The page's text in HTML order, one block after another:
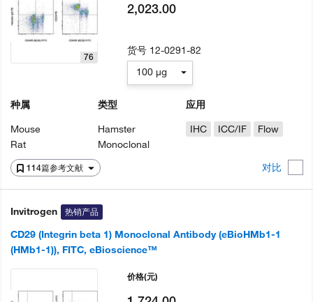
114篇参考文献 对比
76
种属
Mouse
Rat
类型
Hamster
Monoclonal
应用
IHC
ICC/IF Flow
2,023.00
货号 12-0291-82
100 µg
Invitrogen 热销产品
CD29 (Integrin beta 1) Monoclonal Antibody (eBioHMb1-1
(HMb1-1)), FITC, eBioscience™
价格(元)